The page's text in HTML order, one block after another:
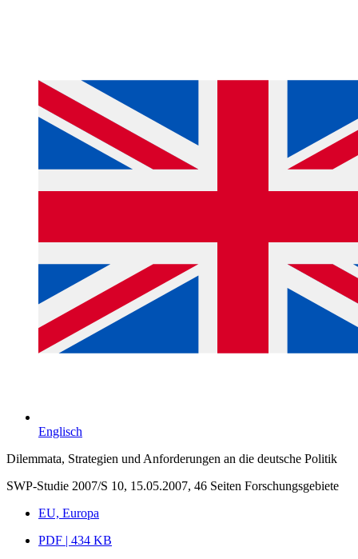
Englisch
Dilemmata, Strategien und Anforderungen an die deutsche Politik
SWP-Studie 2007/S 10, 15.05.2007, 46 Seiten Forschungsgebiete
EU, Europa
PDF | 434 KB